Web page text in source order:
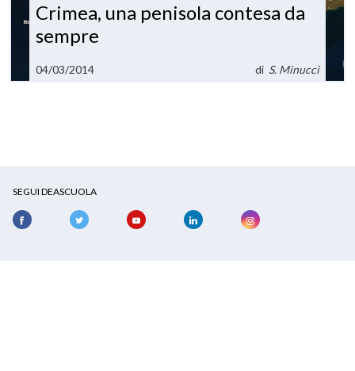
Crimea, una penisola contesa da
sempre
04/03/2014 di S. Minucci
SEGUI DEASCUOLA